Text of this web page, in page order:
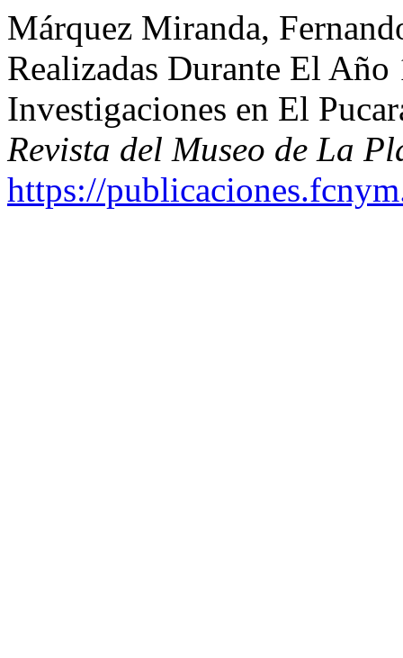
Márquez Miranda,
Realizadas Durante El
Investigaciones en El
Revista del Museo de La
https://